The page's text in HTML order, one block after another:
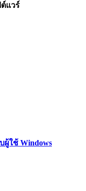
แวร์
ผู้ใช้ Windows